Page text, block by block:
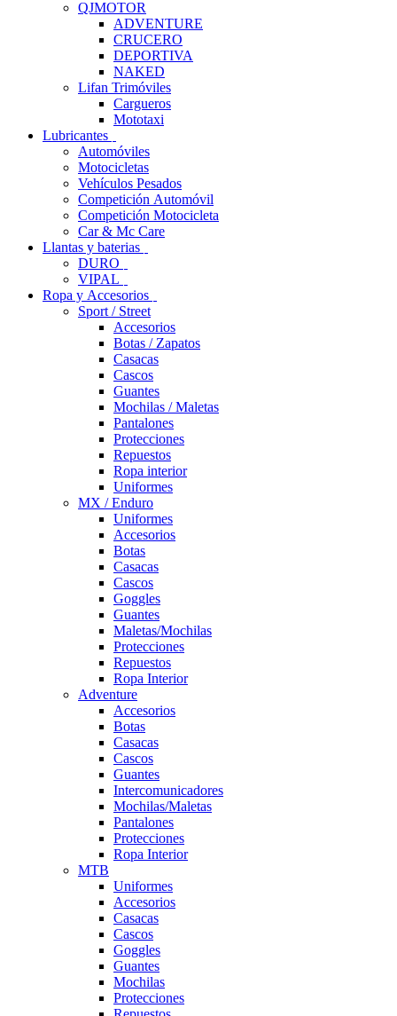
QJMOTOR
ADVENTURE
CRUCERO
DEPORTIVA
NAKED
Lifan Trimóviles
Cargueros
Mototaxi
Lubricantes
Automóviles
Motocicletas
Vehículos Pesados
Competición Automóvil
Competición Motocicleta
Car & Mc Care
Llantas y baterias
DURO
VIPAL
Ropa y Accesorios
Sport / Street
Accesorios
Botas / Zapatos
Casacas
Cascos
Guantes
Mochilas / Maletas
Pantalones
Protecciones
Repuestos
Ropa interior
Uniformes
MX / Enduro
Uniformes
Accesorios
Botas
Casacas
Cascos
Goggles
Guantes
Maletas/Mochilas
Protecciones
Repuestos
Ropa Interior
Adventure
Accesorios
Botas
Casacas
Cascos
Guantes
Intercomunicadores
Mochilas/Maletas
Pantalones
Protecciones
Ropa Interior
MTB
Uniformes
Accesorios
Casacas
Cascos
Goggles
Guantes
Mochilas
Protecciones